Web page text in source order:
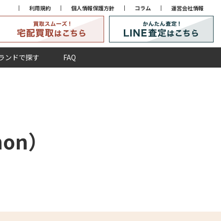
利用規約 個人情報保護方針 コラム 運営会社情報
ンドで探す FAQ
）